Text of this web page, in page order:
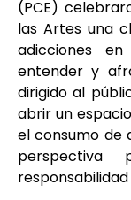
(PCE)
las Artes una
adicciones
entender y
dirigido al
abrir un
el consumo de
perspectiva